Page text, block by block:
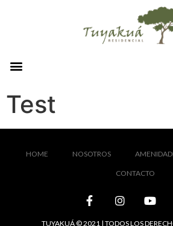
Test
HOME NOSOTROS
CONTACTO
TUYAKUÁ © 2021 | TODOS LOS